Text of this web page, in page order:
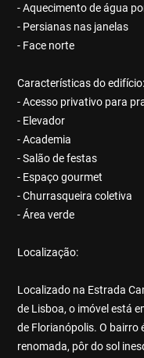
- Aquecimento de água
- Persianas nas janelas
- Face norte
Características do edifício:
- Acesso privativo para
- Elevador
- Academia
- Salão de festas
- Espaço gourmet
- Churrasqueira coletiva
- Área verde
Localização:
Localizado na Estrada
de Lisboa, o imóvel está
de Florianópolis. O bairro
renomada, pôr do sol